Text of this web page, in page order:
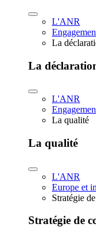
L'ANR
La
La
L'ANR
La qualité
La qualité
L'ANR
Europe et
Stratégie
Stratégie de